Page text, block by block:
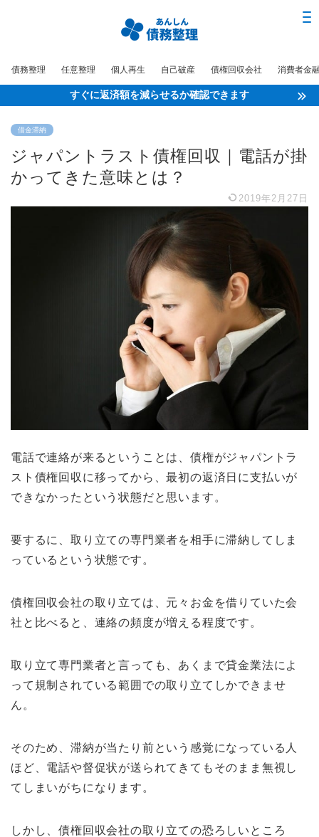
債務整理 任意整理 個人再生 自己破産 債権回収会社 消費者金
すぐに返済額を減らせるか確認できます
借金滞納
ジャパントラスト債権回収｜電話が掛
かってきた意味とは？
2019年2月27日
電話で連絡が来るということは、債権がジャパントラ
スト債権回収に移ってから、最初の返済日に支払いが
できなかったという状態だと思います。
要するに、取り立ての専門業者を相手に滞納してしま
っているという状態です。
債権回収会社の取り立ては、元々お金を借りていた会
社と比べると、連絡の頻度が増える程度です。
取り立て専門業者と言っても、あくまで貸金業法によ
って規制されている範囲での取り立てしかできませ
ん。
そのため、滞納が当たり前という感覚になっている人
ほど、電話や督促状が送られてきてもそのまま無視し
てしまいがちになります。
しかし、債権回収会社の取り立ての恐ろしいところ